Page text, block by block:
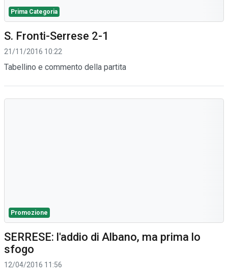
Prima Categoria
S. Fronti-Serrese 2-1
21/11/2016 10:22
Tabellino e commento della partita
Promozione
SERRESE: l'addio di Albano, ma prima lo
sfogo
12/04/2016 11:56